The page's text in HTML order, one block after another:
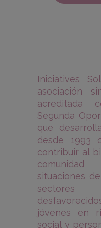
Iniciatives
asociación
acreditada
Segunda
que
desde 1993
contribuir al
situaciones
sectores
jóvenes en
social y